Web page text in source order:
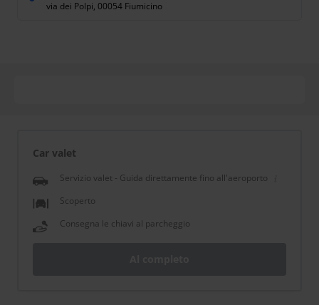
via dei Polpi, 00054 Fiumicino
Car valet
Servizio valet - Guida direttamente fino all'aeroporto
Scoperto
Consegna le chiavi al parcheggio